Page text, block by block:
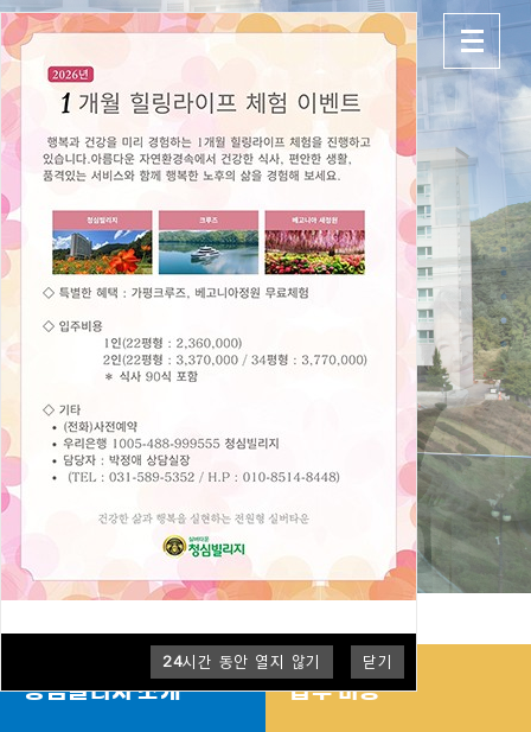
고객맞춤식 친절서비스를 제공하는
청심빌리지
청심빌리지 소개 입주 비용
24시간 동안 열지 않기 닫기